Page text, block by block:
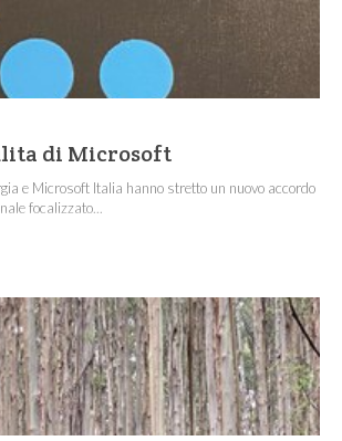
di Microsoft
e Microsoft Italia hanno stretto un nuovo accordo
focalizzato...